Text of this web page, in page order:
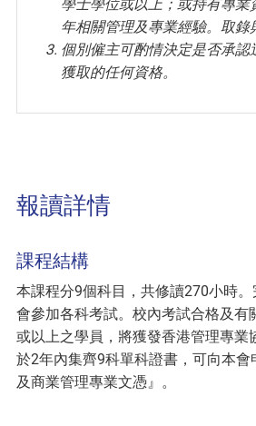
學士學位或以上；或持有專業
年相關管理及專業經驗。取錄
個別僱主可酌情決定是否承認
獲取的任何資格。
報讀詳情
課程結構
本課程分9個科目，共修讀270小時
會參加各科考試。校內考試合格及有
或以上之學員，將獲發香港管理專業
於2年內集齊9科單科證書，可向本
及商業管理專業文憑』。